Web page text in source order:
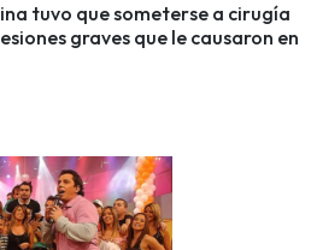
tuvo que someterse a cirugía
graves que le causaron en